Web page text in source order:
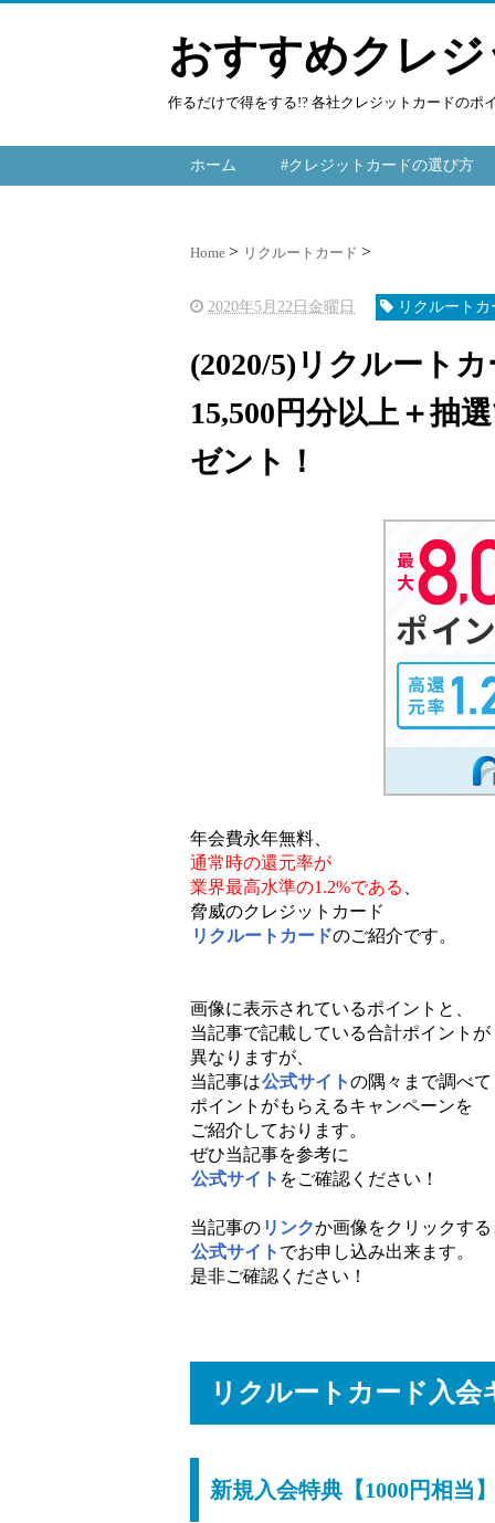
おすすめクレ
作るだけで得をする!? 各社クレジットカードのポ
ホーム #クレジットカードの選び方
Home リクルートカード
2020年5月22日金曜日 リクルートカ
(2020/5)リクルート
15,500円分以上＋抽
ゼント！
年会費永年無料、
通常時の還元率が
業界最高水準の1.2%である
脅威のクレジットカード
リクルートカードのご紹介です。
画像に表示されているポイントと、
当記事で記載している合計ポイントが
異なりますが、
当記事は公式サイトの隅々まで調べて
ポイントがもらえるキャンペーンを
ご紹介しております。
ぜひ当記事を参考に
公式サイト をご確認ください！
当記事の リンクか画像をクリックする
公式サイト でお申し込み出来ます。
是非ご確認ください！
リクルートカード入会
新規入会特典【1000円相当】